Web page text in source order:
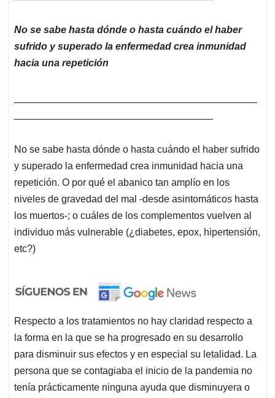
No se sabe hasta dónde o hasta cuándo el haber
sufrido y superado la enfermedad crea inmunidad
hacia una repetición
No se sabe hasta dónde o hasta cuándo el haber sufrido
y superado la enfermedad crea inmunidad hacia una
repetición. O por qué el abanico tan amplío en los
niveles de gravedad del mal -desde asintomáticos hasta
los muertos-; o cuáles de los complementos vuelven al
individuo más vulnerable (¿diabetes, epox, hipertensión,
etc?)
Respecto a los tratamientos no hay claridad respecto a
la forma en la que se ha progresado en su desarrollo
para disminuir sus efectos y en especial su letalidad. La
persona que se contagiaba el inicio de la pandemia no
tenía prácticamente ninguna ayuda que disminuyera o